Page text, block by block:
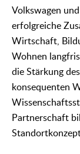
Volkswagen
erfolgreiche
Wirtschaft,
Wohnen
die Stärkung
konsequenten
Partnerschaft